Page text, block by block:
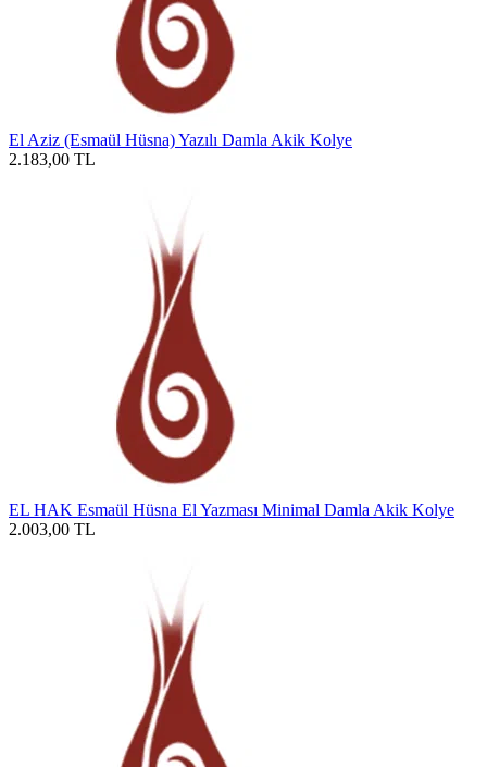
El Aziz (Esmaül Hüsna) Yazılı Damla Akik Kolye
2.183,00 TL
EL HAK Esmaül Hüsna El Yazması Minimal Damla Akik Kolye
2.003,00 TL